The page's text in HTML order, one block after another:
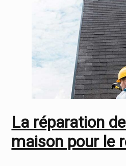
La réparation
maison pour le